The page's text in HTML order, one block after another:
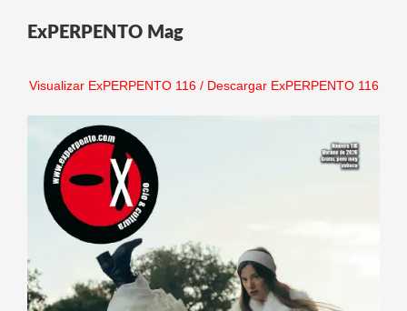
ExPERPENTO Mag
Visualizar ExPERPENTO 116/ Descargar ExPERPENTO 116